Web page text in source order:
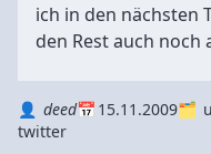
ich in den nächsten
den Rest auch noch
Autordeed
Datum 15.11.2009
Kategorie
twitter